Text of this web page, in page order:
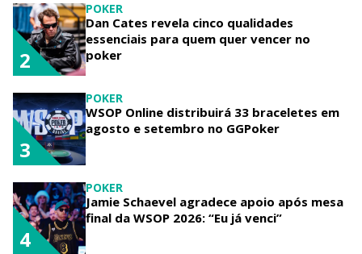
POKER
Dan Cates revela cinco qualidades
essenciais para quem quer vencer no
poker
2
POKER
WSOP Online distribuirá 33 braceletes em
agosto e setembro no GGPoker
3
POKER
Jamie Schaevel agradece apoio após mesa
final da WSOP 2026: “Eu já venci”
4